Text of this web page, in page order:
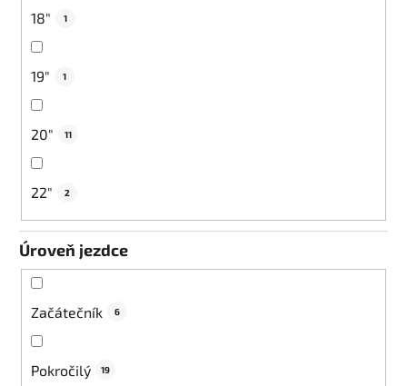
18" 1
19" 1
20" 11
22" 2
Úroveň jezdce
Začátečník 6
Pokročilý 19